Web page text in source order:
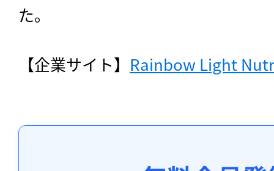
た。
【企業サイト】 Rainbow Light